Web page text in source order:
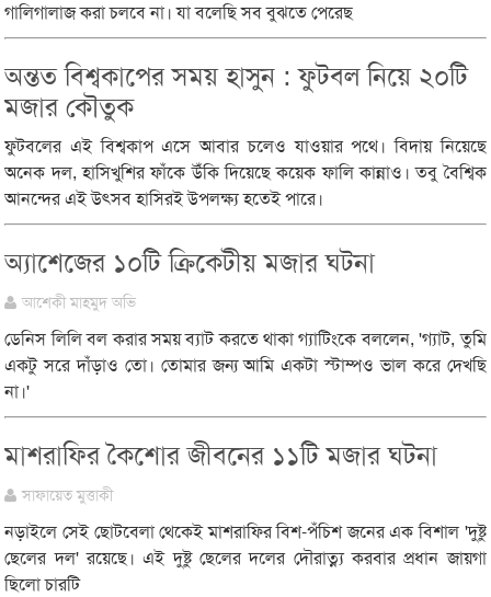
গালিগালাজ করা চলবে না। যা বলেছি সব বুঝতে পেরেছ
অন্তত বিশ্বকাপের সময় হাসুন : ফুটবল নিয়ে ২০টি
মজার কৌতুক
ফুটবলের এই বিশ্বকাপ এসে আবার চলেও যাওয়ার পথে। বিদায় নিয়েছে
অনেক দল, হাসিখুশির ফাঁকে উঁকি দিয়েছে কয়েক ফালি কান্নাও। তবু বৈশ্বিক
আনন্দের এই উৎসব হাসিরই উপলক্ষ্য হতেই পারে।
অ্যাশেজের ১০টি ক্রিকেটীয় মজার ঘটনা
আশেকী মাহমুদ অভি
ডেনিস লিলি বল করার সময় ব্যাট করতে থাকা গ্যাটিংকে বললেন, 'গ্যাট, তুমি
একটু সরে দাঁড়াও তো। তোমার জন্য আমি একটা স্টাম্পও ভাল করে দেখছি
না।'
মাশরাফির কৈশোর জীবনের ১১টি মজার ঘটনা
সাফায়েত মুত্তাকী
নড়াইলে সেই ছোটবেলা থেকেই মাশরাফির বিশ-পঁচিশ জনের এক বিশাল 'দুষ্টু
ছেলের দল' রয়েছে। এই দুষ্টু ছেলের দলের দৌরাত্ন্য করবার প্রধান জায়গা
ছিলো চারটি